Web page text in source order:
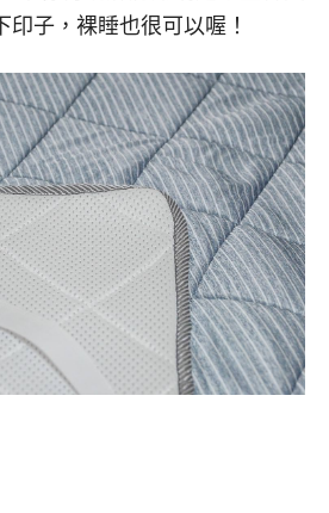
印子，裸睡也很可以喔！